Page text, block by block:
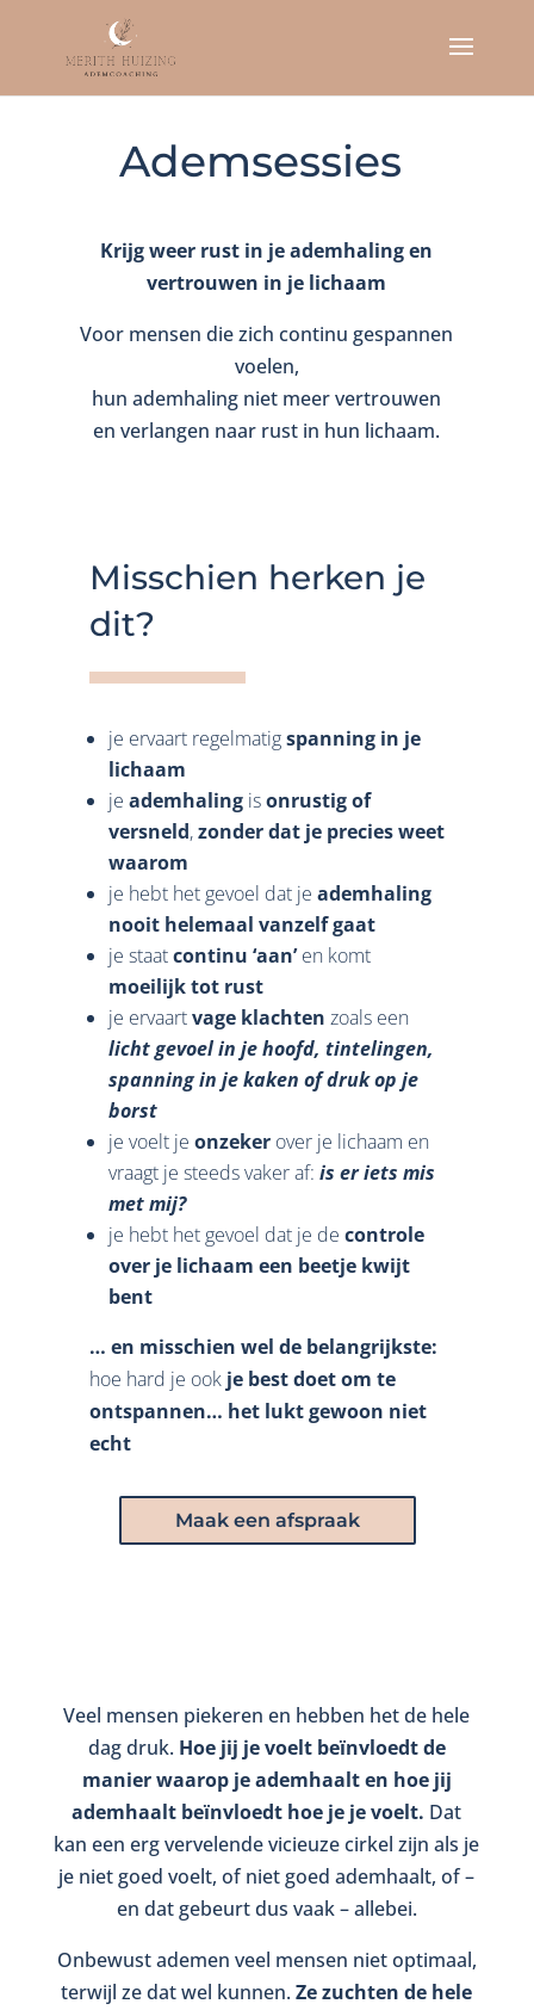
Ademsessies
Krijg weer rust in je ademhaling en
vertrouwen in je lichaam
Voor mensen die zich continu gespannen
voelen,
hun ademhaling niet meer vertrouwen
en verlangen naar rust in hun lichaam.
Misschien herken je
dit?
je ervaart regelmatigspanning in je
lichaam
je ademhaling isonrustig of
versneld,zonder dat je precies weet
waarom
je hebt het gevoel dat je ademhaling
nooit helemaal vanzelf gaat
je staatcontinu ‘aan’en komt
moeilijk tot rust
je ervaartvage klachten zoals een
licht gevoel in je hoofd, tintelingen,
spanning in je kaken of druk op je
borst
je voelt je onzeker over je lichaam en
vraagt je steeds vaker af: is er iets mis
met mij?
je hebt het gevoel dat je de controle
over je lichaam een beetje kwijt
bent
… en misschien wel de belangrijkste:
hoe hard je ook je best doet om te
ontspannen… het lukt gewoon niet
echt
Maak een afspraak
Veel mensen piekeren en hebben het de hele
dag druk. Hoe jij je voelt beïnvloedt de
manier waarop je ademhaalt en hoe jij
ademhaalt beïnvloedt hoe je je voelt. Dat
kan een erg vervelende vicieuze cirkel zijn als je
je niet goed voelt, of niet goed ademhaalt, of –
en dat gebeurt dus vaak – allebei.
Onbewust ademen veel mensen niet optimaal,
terwijl ze dat wel kunnen.Ze zuchten de hele